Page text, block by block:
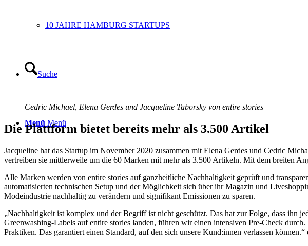
10 JAHRE HAMBURG STARTUPS
Suche
Menü Menü
Cedric Michael, Elena Gerdes und Jacqueline Taborsky von entire stories
Die Plattform bietet bereits mehr als 3.500 Artikel
Jacqueline hat das Startup im November 2020 zusammen mit Elena Gerdes und Cedric
vertreiben sie mittlerweile um die 60 Marken mit mehr als 3.500 Artikeln. Mit dem breiten
Alle Marken werden von entire stories auf ganzheitliche Nachhaltigkeit geprüft und
automatisierten technischen Setup und der Möglichkeit sich über ihr Magazin und
Modeindustrie nachhaltig zu verändern und signifikant Emissionen zu sparen.
„Nachhaltigkeit ist komplex und der Begriff ist nicht geschützt. Das hat zur Folge, dass ihn
Greenwashing-Labels auf entire stories landen, führen wir einen intensiven Pre-Check
Praktiken. Das garantiert einen Standard, auf den sich unsere Kund:innen verlassen